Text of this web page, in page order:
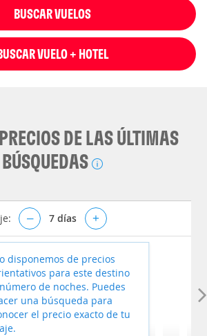
BUSCAR VUELOS
VUELO + HOTEL
DE LAS ÚLTIMAS
BÚSQUEDAS
– 7 días +
disponemos de precios
para este destino
de noches. Puedes
una búsqueda para
el precio exacto de tu